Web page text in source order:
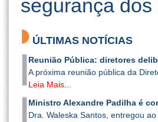
segurança dos
ÚLTIMAS NOTÍCIAS
Reunião Pública: diretores
A próxima reunião pública da
Leia Mais...
Ministro Alexandre Padilha é
Dra. Waleska Santos, entregou